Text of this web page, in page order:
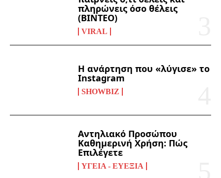
πληρώνεις όσο θέλεις
(ΒΙΝΤΕΟ)
VIRAL
Η ανάρτηση που «λύγισε» το
Instagram
SHOWBIZ
Αντηλιακό Προσώπου
Καθημερινή Χρήση: Πώς
Επιλέγετε
ΥΓΕΊΑ - ΕΥΕΞΊΑ